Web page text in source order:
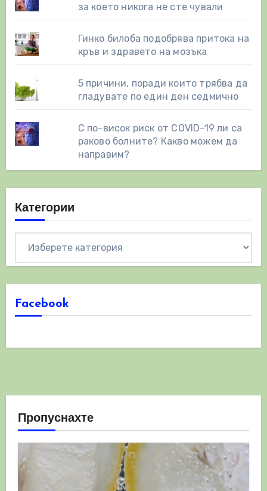
за което никога не сте чували
Гинко билоба подобрява притока на
кръв и здравето на мозъка
5 причини, поради които трябва да
гладувате по един ден седмично
С по-висок риск от COVID-19 ли са
раково болните? Какво можем да
направим?
Категории
Facebook
Пропуснахте